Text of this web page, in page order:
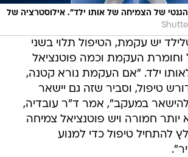
של הצמיחה של אותו ילד". אילוסטרציה של
יש עקמת, הטיפול תלוי בשני
וחומרת העקמת וכמה פוטנציאל
ילד. "אם העקמת נורא קטנה,
טיפול, וסביר שזה גם יישאר
במעקב", אמר ד"ר עובדיה,
חמורה ויש פוטנציאל צמיחה
להתחיל טיפול כדי למנוע